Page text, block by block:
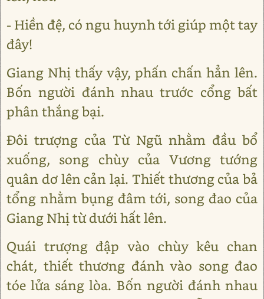
- Hiền đệ, có ngu huynh tới giúp một tay
đây!
Giang Nhị thấy vậy, phấn chấn hẳn lên.
Bốn người đánh nhau trước cổng bất
phân thắng bại.
Đôi trượng của Từ Ngũ nhằm đầu bổ
xuống, song chùy của Vương tướng
quân dơ lên cản lại. Thiết thương của bả
tổng nhằm bụng đâm tới, song đao của
Giang Nhị từ dưới hất lên.
Quái trượng đập vào chùy kêu chan
chát, thiết thương đánh vào song đao
tóe lửa sáng lòa. Bốn người đánh nhau